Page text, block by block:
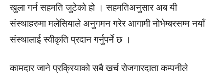
खुला गर्न सहमति जुटेको हो । सहमतिअनुसार अब यी
संस्थाहरुमा मलेसियाले अनुगमन गरेर आगामी नोभेम्बरसम्म नयाँ
संस्थालाई स्वीकृति प्रदान गर्नुपर्ने छ ।
कामदार जाने प्रक्रियाको सबै खर्च रोजगारदाता कम्पनीले